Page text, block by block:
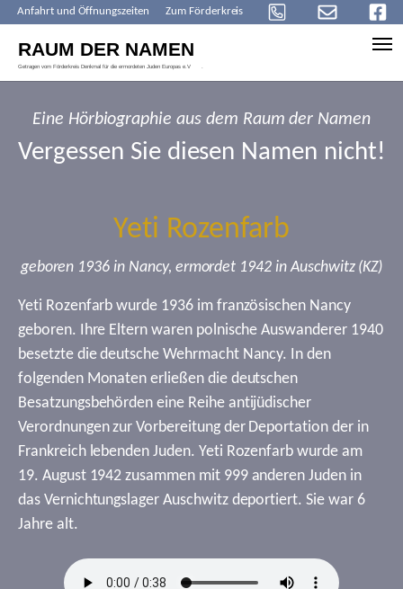
Anfahrt und Öffnungszeiten Zum Förderkreis
Eine Hörbiographie aus dem Raum der Namen
Vergessen Sie diesen Namen nicht!
Yeti Rozenfarb
geboren 1936 in Nancy, ermordet 1942 in Auschwitz (KZ)
Yeti Rozenfarb wurde 1936 im französischen Nancy
geboren. Ihre Eltern waren polnische Auswanderer 1940
besetzte die deutsche Wehrmacht Nancy. In den
folgenden Monaten erließen die deutschen
Besatzungsbehörden eine Reihe antijüdischer
Verordnungen zur Vorbereitung der Deportation der in
Frankreich lebenden Juden. Yeti Rozenfarb wurde am
19. August 1942 zusammen mit 999 anderen Juden in
das Vernichtungslager Auschwitz deportiert. Sie war 6
Jahre alt.